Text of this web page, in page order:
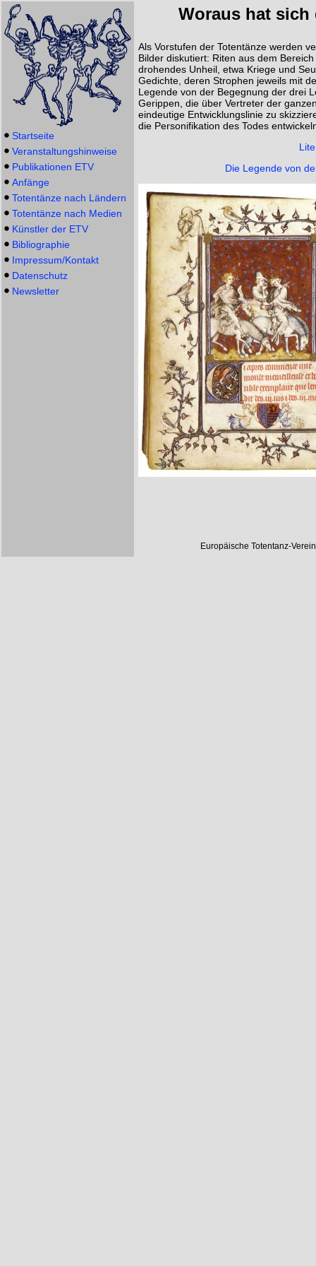
Startseite
Veranstaltungshinweise
Publikationen ETV
Anfänge
Totentänze nach Ländern
Totentänze nach Medien
Künstler der ETV
Bibliographie
Impressum/Kontakt
Datenschutz
Newsletter
Woraus hat sich
Als Vorstufen der Totentänze werden
Bilder diskutiert: Riten aus dem
drohendes Unheil, etwa Kriege und
Gedichte, deren Strophen jeweils mit
Legende von der Begegnung der drei
Gerippen, die über Vertreter der
eindeutige Entwicklungslinie zu
die Personifikation des Todes
Die Legende von
Europäische Totentanz-